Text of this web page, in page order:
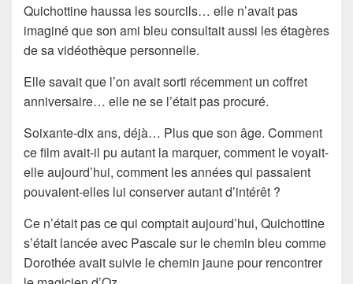
Quichottine haussa les sourcils… elle n’avait pas
imaginé que son ami bleu consultait aussi les étagères
de sa vidéothèque personnelle.
Elle savait que l’on avait sorti récemment un coffret
anniversaire… elle ne se l’était pas procuré.
Soixante-dix ans, déjà… Plus que son âge. Comment
ce film avait-il pu autant la marquer, comment le voyait-
elle aujourd’hui, comment les années qui passaient
pouvaient-elles lui conserver autant d’intérêt ?
Ce n’était pas ce qui comptait aujourd’hui, Quichottine
s’était lancée avec Pascale sur le chemin bleu comme
Dorothée avait suivie le chemin jaune pour rencontrer